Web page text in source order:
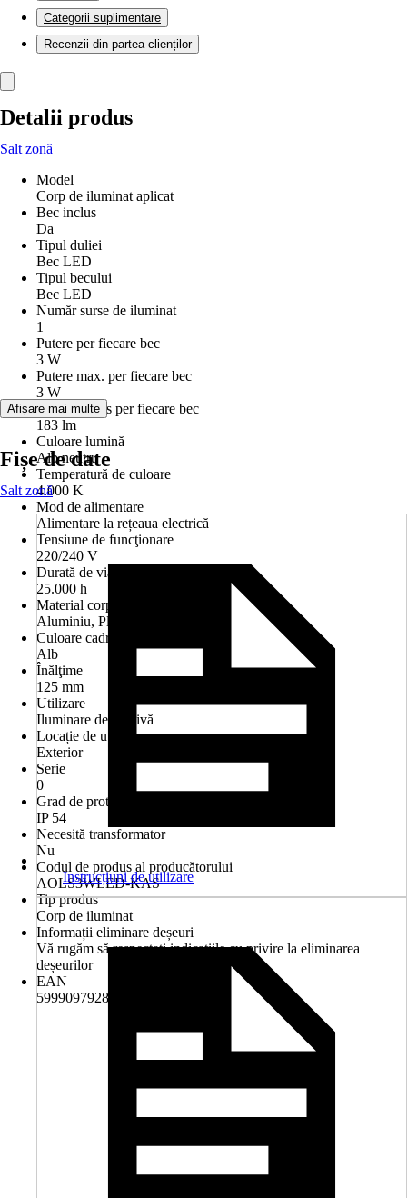
Categorii suplimentare
Recenzii din partea clienților
Detalii produs
Salt zonă
Model
Corp de iluminat aplicat
Bec inclus
Da
Tipul duliei
Bec LED
Tipul becului
Bec LED
Număr surse de iluminat
1
Putere per fiecare bec
3 W
Putere max. per fiecare bec
3 W
Flux luminos per fiecare bec
183 lm
Culoare lumină
Alb neutru
Temperatură de culoare
4.000 K
Mod de alimentare
Alimentare la rețeaua electrică
Tensiune de funcţionare
220/240 V
Durată de viaţă a becului
25.000 h
Material corp
Aluminiu, Plastic
Culoare cadru
Alb
Înălţime
125 mm
Utilizare
Iluminare decorativă
Locație de utilizare
Exterior
Serie
0
Grad de protecție
IP 54
Necesită transformator
Nu
Codul de produs al producătorului
AOLS3WLED-KAS
Tip produs
Corp de iluminat
Informații eliminare deșeuri
Vă rugăm să respectați indicațiile cu privire la eliminarea
deșeurilor
EAN
5999097928845
Afișare mai multe
Fișe de date
Salt zonă
Instrucțiuni de utilizare